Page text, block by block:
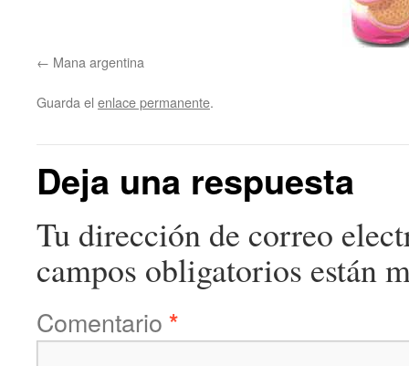
Mana argentina
Guarda el enlace permanente.
Deja una respuesta
Tu dirección de correo
campos obligatorios están
Comentario *